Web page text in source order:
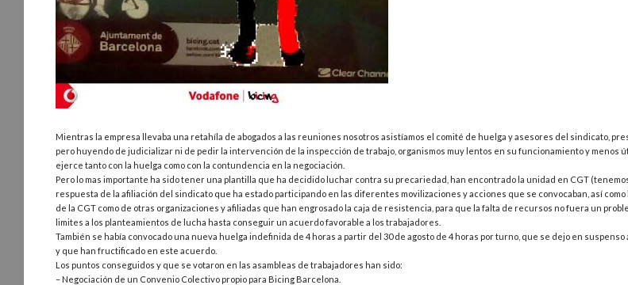
Mientras la empresa llevaba una retahíla de abogados a las reuniones nosotros asistíamos el comité de huelga y asesores del sindicato,
pero huyendo de judicializar ni de pedir la intervención de la inspección de trabajo, organismos muy lentos en su funcionamiento y menos
ejerce tanto con la huelga como con la contundencia en la negociación.
Pero lo mas importante ha sido tener una plantilla que ha decidido luchar contra su precariedad, han encontrado la unidad en CGT
respuesta de la afiliación del sindicato que ha estado participando en las diferentes movilizaciones y acciones que se convocaban, así
de la CGT como de otras organizaciones y afiliadas que han engrosado la caja de resistencia, para que la falta de recursos no fuera un
limites a los planteamientos de lucha hasta conseguir un acuerdo favorable a los trabajadores.
También se había convocado una nueva huelga indefinida de 4 horas a partir del 30 de agosto de 4 horas por turno, que se dejo en
y que han fructificado en este acuerdo.
Los puntos conseguidos y que se votaron en las asambleas de trabajadores han sido:
– Negociación de un Convenio Colectivo propio para Bicing Barcelona.